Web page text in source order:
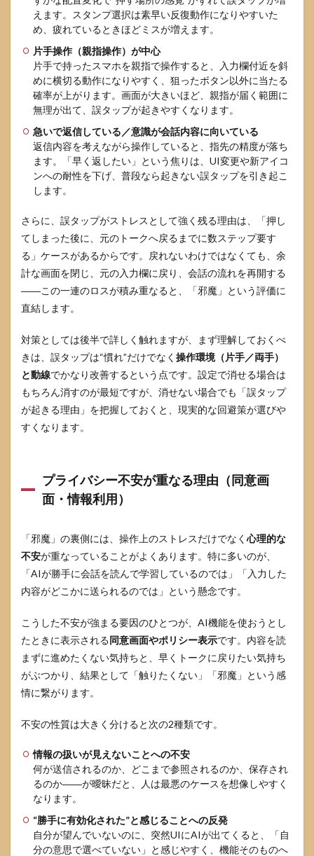
4.3
学習
に使
われ
るの
（公
式記
載の
理）
5
どう
して
ら取
れる
現実
的な
運用
5.1
ップ
らす
指の
動
線・
操作
の癖
スタ
ンプ
提案
機能
の設
定も
点検
5.3
の送
り方
（改
善要
望・
フィ
ード
ク）
まと
め
えます。スタンプ選択は素早い反復動作になりやすいた
め、疲れているときほどミスが増えます。
片手操作（親指操作）が中心
片手で持ったスマホを親指で操作すると、入力欄付近を斜
めに横切る動作になりやすく、狙ったボタン以外に当たる
確率が上がります。画面が大きいほど、親指が届く範囲に
無理が出て、誤タップが起きやすくなります。
急いで返信している／意識が会話内容に向いている
返信内容を考えながら操作していると、指先の精度が落ち
ます。「早く返したい」という焦りは、UI変更や新アイコ
ンへの耐性を下げ、普段なら起きない誤タップを引き起こ
します。
さらに、誤タップがストレスとして強く残る理由は、「押し
てしまった後に、元のトークへ戻るまでに数ステップ要す
る」ケースがあるからです。戻れないわけではなくても、余
計な画面を閉じ、元の入力欄に戻り、会話の流れを再開する
――この一連のロスが積み重なると、「邪魔」という評価に
直結します。
対策としては後半で詳しく触れますが、まず理解しておくべ
きは、誤タップは“慣れ”だけでなく 操作環境（片手／両手）
と動線でかなり改善するという点です。設定で消せる場合は
もちろん消すのが最短ですが、消せない場合でも「誤タップ
が起きる理由」を把握しておくと、現実的な回避策が選びや
すくなります。
プライバシー不安が重なる理由（同意画
面・情報利用）
「邪魔」の裏側には、操作上のストレスだけでなく 心理的な
不安が重なっていることがよくあります。特に多いのが、
「AIが勝手に会話を読んで学習しているのでは」「入力した
内容がどこかに送られるのでは」という懸念です。
こうした不安が強まる要因のひとつが、AI機能を使おうとし
たときに表示される同意画面やポリシー表示です。内容を読
まずに進めたくない気持ちと、早くトークに戻りたい気持ち
がぶつかり、結果として「触りたくない」「邪魔」という感
情に繋がります。
不安の性質は大きく分けると次の2種類です。
情報の扱いが見えないことへの不安
何が送信されるのか、どこまで参照されるのか、保存され
るのか――が曖昧だと、人は最悪のケースを想像しやすく
なります。
“勝手に有効化された”と感じることへの反発
自分が望んでいないのに、突然UIにAIが出てくると、「自
分の意思で選べていない」と感じやすく、機能そのものへ